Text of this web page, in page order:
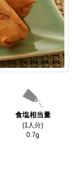
食塩相当量
(1人分)
0.7g